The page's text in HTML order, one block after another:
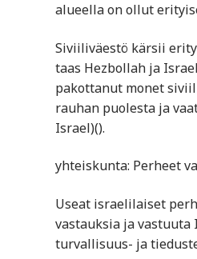
alueella on ollut
Siviiliväestö kärsii
taas Hezbollah ja
pakottanut monet
rauhan puolesta ja
Israel)​().
yhteiskunta: Perheet
Useat israelilaiset
vastauksia ja
turvallisuus- ja